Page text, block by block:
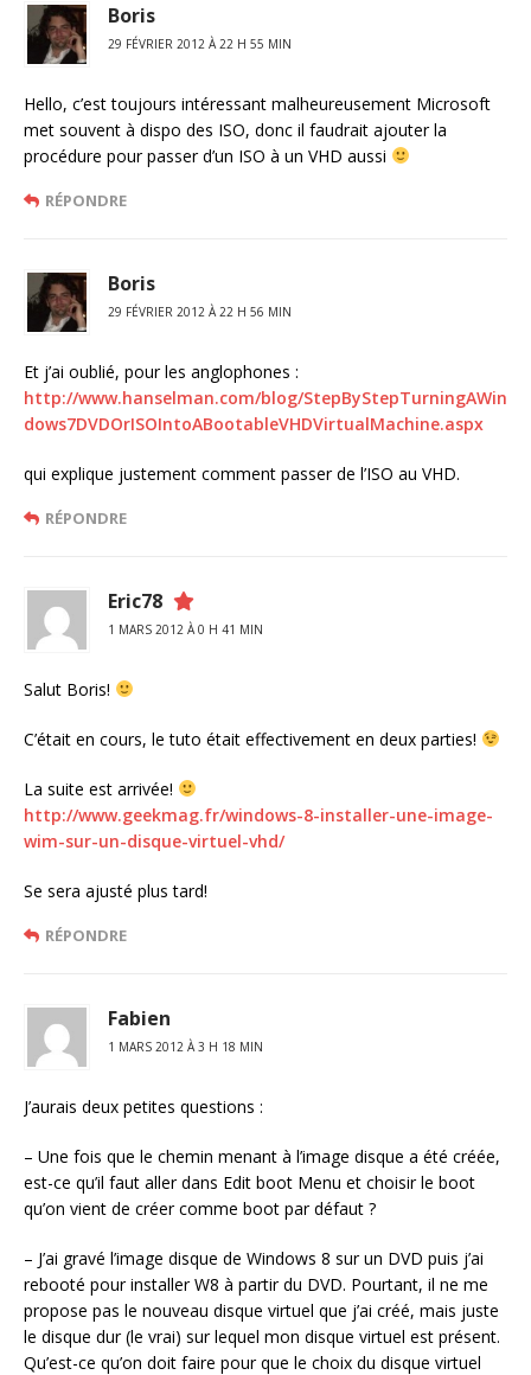
Boris
29 FÉVRIER 2012 À 22 H 55 MIN
Hello, c’est toujours intéressant malheureusement Microsoft
met souvent à dispo des ISO, donc il faudrait ajouter la
procédure pour passer d’un ISO à un VHD aussi
RÉPONDRE
Boris
29 FÉVRIER 2012 À 22 H 56 MIN
Et j’ai oublié, pour les anglophones :
http://www.hanselman.com/blog/StepByStepTurningAWin
dows7DVDOrISOIntoABootableVHDVirtualMachine.aspx
qui explique justement comment passer de l’ISO au VHD.
RÉPONDRE
Eric78
1 MARS 2012 À 0 H 41 MIN
Salut Boris!
C’était en cours, le tuto était effectivement en deux parties!
La suite est arrivée!
http://www.geekmag.fr/windows-8-installer-une-image-
wim-sur-un-disque-virtuel-vhd/
Se sera ajusté plus tard!
RÉPONDRE
Fabien
1 MARS 2012 À 3 H 18 MIN
J’aurais deux petites questions :
– Une fois que le chemin menant à l’image disque a été créée,
est-ce qu’il faut aller dans Edit boot Menu et choisir le boot
qu’on vient de créer comme boot par défaut ?
– J’ai gravé l’image disque de Windows 8 sur un DVD puis j’ai
rebooté pour installer W8 à partir du DVD. Pourtant, il ne me
propose pas le nouveau disque virtuel que j’ai créé, mais juste
le disque dur (le vrai) sur lequel mon disque virtuel est présent.
Qu’est-ce qu’on doit faire pour que le choix du disque virtuel